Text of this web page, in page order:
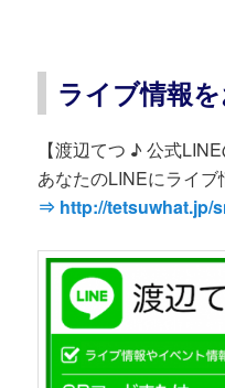
ライブ情報
【渡辺てつ ♪ 公式
あなたのLINEにライブ
⇒ http://tetsuwhat.jp/